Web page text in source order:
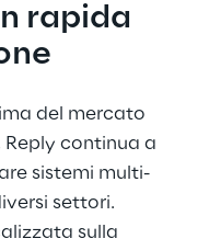
rapida
del mercato
Reply continua a
sistemi multi-
settori.
sulla